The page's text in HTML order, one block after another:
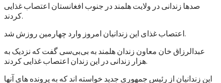
صدها زندانی در ولایت هلمند در جنوب افغانستان اعتصاب غذایی
کردند.
اعتصاب غذای این زندانیان امروز وارد چهارمین روزش شد.
عبدالرزاق خان معاون زندان هلمند به بی‌بی‌سی گفت که نزدیک به
هزار زندانی در این زندان اعتصاب غذایی کردند.
این زندانیان از رئیس جمهوری جدید خواسته اند که به پرونده های آنها